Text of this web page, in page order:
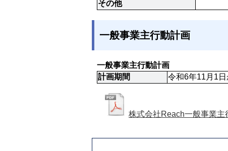
その他
一般事業主行動計画
一般事業主行動計画
計画期間
令和6年11月1
株式会社Reach一般事業主